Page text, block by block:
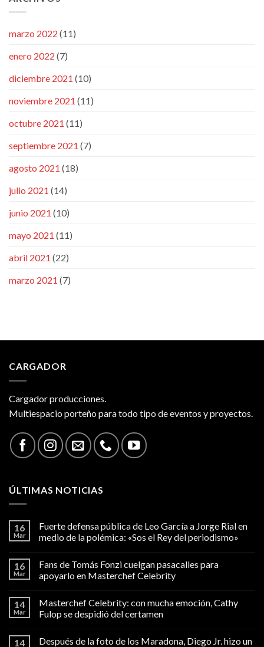
marzo 2022 (11)
enero 2022 (7)
diciembre 2021 (10)
noviembre 2021 (11)
octubre 2021 (11)
septiembre 2021 (7)
agosto 2021 (18)
julio 2021 (14)
junio 2021 (10)
mayo 2021 (11)
abril 2021 (22)
marzo 2021 (7)
CARGADOR
Cargador producciones.
Multiespacio porteño para todo tipo de eventos y proyectos.
ÚLTIMAS NOTICIAS
16
Mar
Fuerte defensa pública de Leo García a Jorge Rial en
medio de la polémica: «Sos el Rey del periodismo»
16
Mar
Fans de Tomás Fonzi cuelgan pasacalles para
apoyarlo en Masterchef Celebrity
14
Mar
Masterchef Celebrity: con mucha emoción, Cathy
Fulop se despidió del certamen
14
Después de la foto de los Maradona, Diego Jr. hizo un